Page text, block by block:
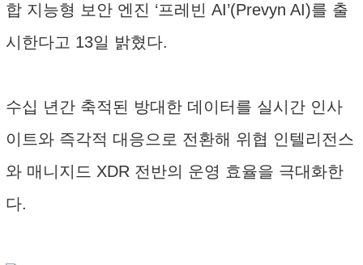
합 지능형 보안 엔진 ‘프레빈 AI’(Prevyn AI)를 출
시한다고 13일 밝혔다.
수십 년간 축적된 방대한 데이터를 실시간 인사
이트와 즉각적 대응으로 전환해 위협 인텔리전스
와 매니지드 XDR 전반의 운영 효율을 극대화한
다.